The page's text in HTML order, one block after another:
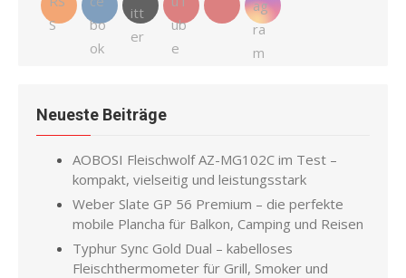
Neueste Beiträge
AOBOSI Fleischwolf AZ-MG102C im Test –
kompakt, vielseitig und leistungsstark
Weber Slate GP 56 Premium – die perfekte
mobile Plancha für Balkon, Camping und Reisen
Typhur Sync Gold Dual – kabelloses
Fleischthermometer für Grill, Smoker und